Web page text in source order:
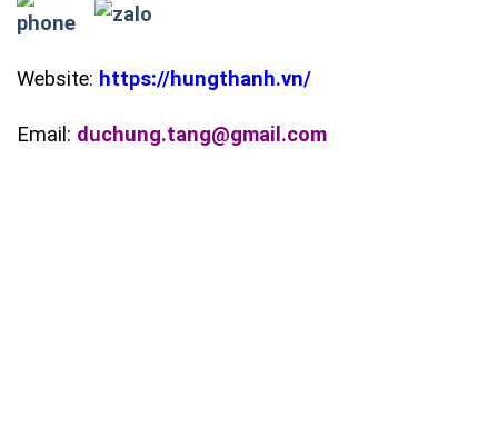
Website: https://hungthanh.vn/
Email: duchung.tang@gmail.com